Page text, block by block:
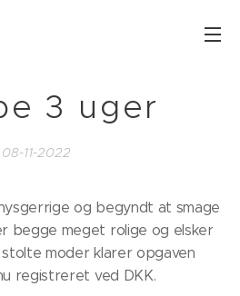
3 uger
08-11-2022
og begyndt at smage
begge meget rolige og elsker
moder klarer opgaven
registreret ved DKK.